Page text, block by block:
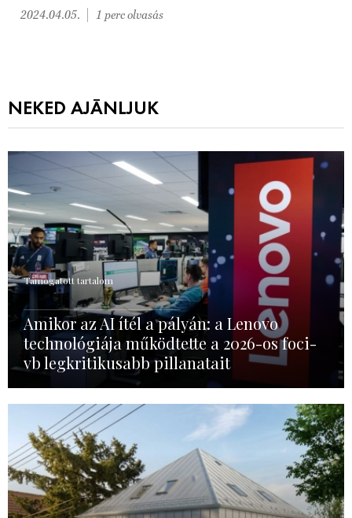
2024.04.05. 1 perc olvasás
NEKED AJÁNLJUK
Támogatott tartalom
Amikor az AI ítél a pályán: a Lenovo
technológiája működtette a 2026-os foci-
vb legkritikusabb pillanatait